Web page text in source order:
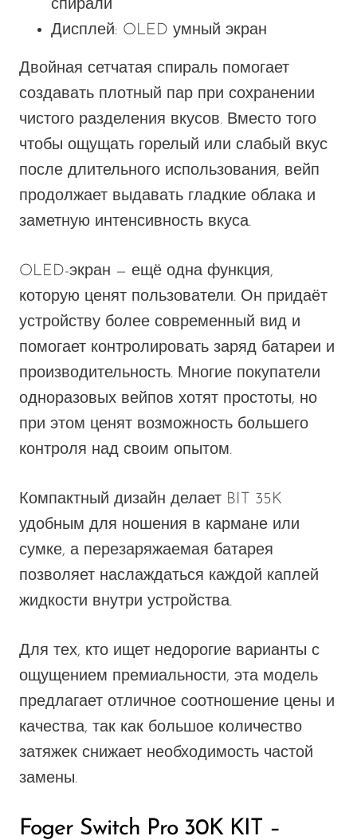
спирали
Дисплей: OLED умный экран
Двойная сетчатая спираль помогает
создавать плотный пар при сохранении
чистого разделения вкусов. Вместо того
чтобы ощущать горелый или слабый вкус
после длительного использования, вейп
продолжает выдавать гладкие облака и
заметную интенсивность вкуса.
OLED-экран — ещё одна функция,
которую ценят пользователи. Он придаёт
устройству более современный вид и
помогает контролировать заряд батареи и
производительность. Многие покупатели
одноразовых вейпов хотят простоты, но
при этом ценят возможность большего
контроля над своим опытом.
Компактный дизайн делает BIT 35K
удобным для ношения в кармане или
сумке, а перезаряжаемая батарея
позволяет наслаждаться каждой каплей
жидкости внутри устройства.
Для тех, кто ищет недорогие варианты с
ощущением премиальности, эта модель
предлагает отличное соотношение цены и
качества, так как большое количество
затяжек снижает необходимость частой
замены.
Foger Switch Pro 30K KIT –